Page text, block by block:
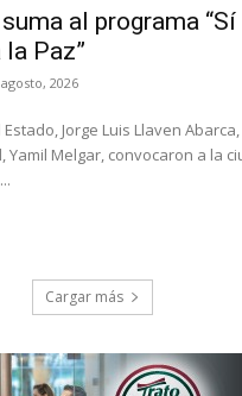
al programa “Sí
la Paz”
2026
Jorge Luis Llaven
Yamil Melgar, convocaron a la
Cargar más